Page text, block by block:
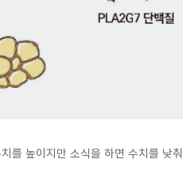
를 높이지만 소식을 하면 수치를 낮